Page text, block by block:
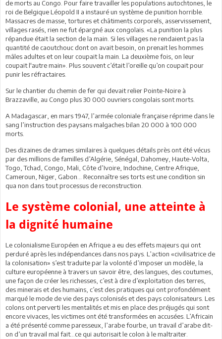
de morts au Congo. Pour faire travailler les populations autochtones, le
roi de Belgique Léopold II a instauré un système de punition horrible.
Massacres de masse, tortures et châtiments corporels, asservissement,
villages rasés, rien ne fut épargné aux congolais. «La punition la plus
répandue était la section de la main. Si les villages ne rendaient pas la
quantité de caoutchouc dont on avait besoin, on prenait les hommes
mâles adultes et on leur coupait la main. La deuxième fois, on leur
coupait l'autre main». Plus souvent c’était l’oreille qu’on coupait pour
punir les réfractaires.
Sur le chantier du chemin de fer qui devait relier Pointe-Noire à
Brazzaville, au Congo plus 30 000 ouvriers congolais sont morts.
A Madagascar, en mars 1947, l’armée coloniale française réprime dans le
sang l’instruction des paysans malgaches bilan 20 000 à 100 000
morts.
Des dizaines de drames similaires à quelques détails près ont été vécus
par des millions de familles d’Algérie, Sénégal, Dahomey, Haute-Volta,
Togo, Tchad, Congo, Mali, Côte d’Ivoire, Indochine, Centre Afrique,
Cameroun, Niger, Gabon... Reconnaître ses torts est une condition sin
qua non dans tout processus de reconstruction.
Le système colonial, une atteinte à
la dignité humaine
Le colonialisme Européen en Afrique a eu des effets majeurs qui ont
perduré après les indépendances dans nos pays. L’action «civilisatrice de
la colonisation» s’est traduite par la volonté d’imposer un modèle, la
culture européenne à travers un savoir être, des langues, des coutumes,
une façon de créer les richesses, c’est à dire d’exploitation des terres,
des minerais et des humains, c’est des pratiques qui ont profondément
marqué le mode de vie des pays colonisés et des pays colonisateurs. Les
colons ont perverti les mentalités et mis en place des préjugés qui sont
encore vivaces, les victimes ont été transformées en accusées. L’Africain
a été présenté comme paresseux, l’arabe fourbe, un travail d’arabe dit-
on d’un travail mal fait…ce qui autorisait le colon à le maltraiter.